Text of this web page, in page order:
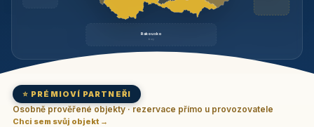
Rakousko
brzy
⭐ PRÉMIOVÍ PARTNEŘI
Osobně prověřené objekty · rezervace přímo u provozovatele
Chci sem svůj objekt →